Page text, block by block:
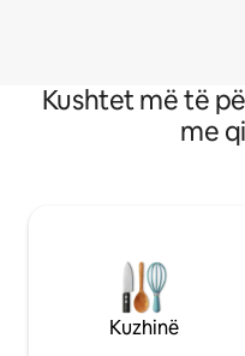
Kushtet më të
me
Kuzhinë